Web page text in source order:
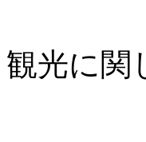
観光に関